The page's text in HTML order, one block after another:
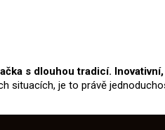
s dlouhou tradicí.
situacích, je to právě